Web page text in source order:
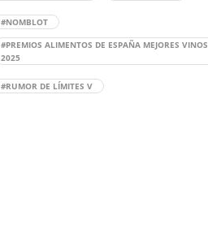
#NOMBLOT
#PREMIOS ALIMENTOS DE ESPAÑA MEJORES VINOS
2025
#RUMOR DE LÍMITES V